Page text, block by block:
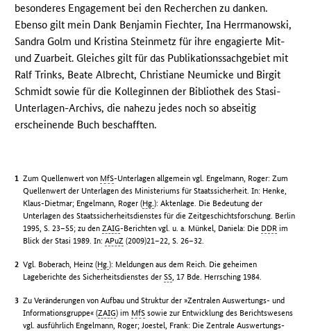
besonderes Engagement bei den Recherchen zu danken.
Ebenso gilt mein Dank Benjamin Fiechter, Ina Herrmanowski,
Sandra Golm und Kristina Steinmetz für ihre engagierte Mit-
und Zuarbeit. Gleiches gilt für das Publikationssachgebiet mit
Ralf Trinks, Beate Albrecht, Christiane Neumicke und Birgit
Schmidt sowie für die Kolleginnen der Bibliothek des Stasi-
Unterlagen-Archivs, die nahezu jedes noch so abseitig
erscheinende Buch beschafften.
Zum Quellenwert von MfS-Unterlagen allgemein vgl. Engelmann, Roger: Zum
Quellenwert der Unterlagen des Ministeriums für Staatssicherheit. In: Henke,
Klaus-Dietmar; Engelmann, Roger (Hg.): Aktenlage. Die Bedeutung der
Unterlagen des Staatssicherheitsdienstes für die Zeitgeschichtsforschung. Berlin
1995, S. 23–55; zu denZAIG-Berichten vgl. u. a. Münkel, Daniela: Die DDR im
Blick der Stasi 1989. In:APuZ (2009)21–22, S. 26–32.
Vgl. Boberach, Heinz (Hg.): Meldungen aus dem Reich. Die geheimen
Lageberichte des Sicherheitsdienstes derSS , 17 Bde. Herrsching 1984.
Zu Veränderungen von Aufbau und Struktur der »Zentralen Auswertungs- und
Informationsgruppe« (ZAIG) im MfS sowie zur Entwicklung des Berichtswesens
vgl. ausführlich Engelmann, Roger; Joestel, Frank: Die Zentrale Auswertungs-